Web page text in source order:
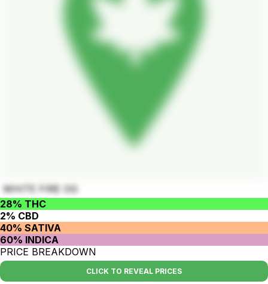
WHITE FIRE OG
28% THC
2% CBD
40% SATIVA
60% INDICA
PRICE BREAKDOWN
CLICK TO REVEAL PRICES